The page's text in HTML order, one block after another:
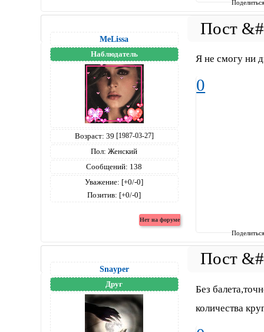
MeLissa
Наблюдатель
Возраст: 39 [1987-03-27]
Пол: Женский
Сообщений: 138
Уважение: [+0/-0]
Позитив: [+0/-0]
Я не смогу ни
0
Snayper
Друг
Без
количества